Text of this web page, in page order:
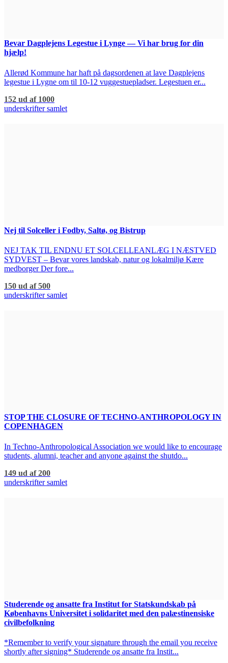
Bevar Dagplejens Legestue i Lynge — Vi har brug for din
hjælp!
Allerød Kommune har haft på dagsordenen at lave Dagplejens
legestue i Lygne om til 10-12 vuggestuepladser. Legestuen er...
152 ud af 1000
underskrifter samlet
Nej til Solceller i Fodby, Saltø, og Bistrup
NEJ TAK TIL ENDNU ET SOLCELLEANLÆG I NÆSTVED
SYDVEST – Bevar vores landskab, natur og lokalmiljø Kære
medborger Der fore...
150 ud af 500
underskrifter samlet
STOP THE CLOSURE OF TECHNO-ANTHROPOLOGY IN
COPENHAGEN
In Techno-Anthropological Association we would like to encourage
students, alumni, teacher and anyone against the shutdo...
149 ud af 200
underskrifter samlet
Studerende og ansatte fra Institut for Statskundskab på
Københavns Universitet i solidaritet med den palæstinensiske
civilbefolkning
*Remember to verify your signature through the email you receive
shortly after signing* Studerende og ansatte fra Instit...